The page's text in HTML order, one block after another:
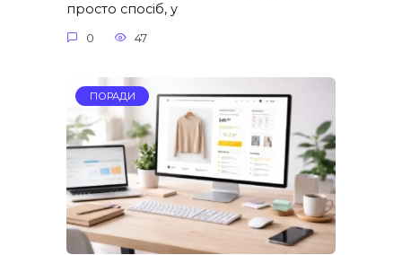
просто спосіб, у
0 47
ПОРАДИ